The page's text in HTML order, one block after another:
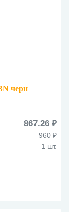
черн
867.26 ₽
960 ₽
1 шт.